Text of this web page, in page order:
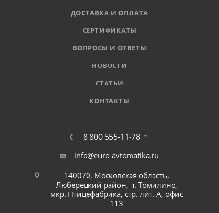
ДОСТАВКА И ОПЛАТА
СЕРТИФИКАТЫ
ВОПРОСЫ И ОТВЕТЫ
НОВОСТИ
СТАТЬИ
КОНТАКТЫ
8 800 555-11-78
info@euro-avtomatika.ru
140070, Московская область,
Люберецкий район, п. Томилино,
мкр. Птицефабрика, стр. лит. А, офис
113